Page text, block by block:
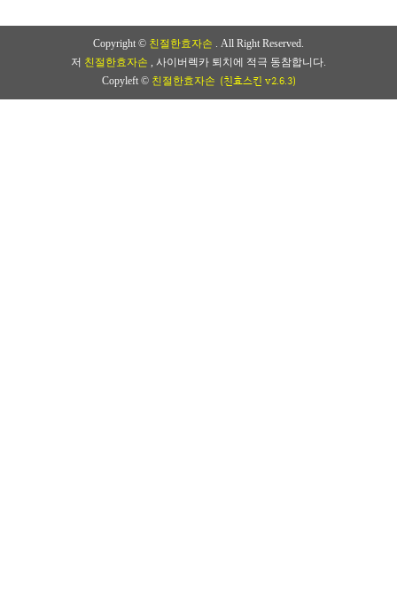
Copyright © 친절한효자손 . All Right Reserved.
저 친절한효자손 , 사이버렉카 퇴치에 적극 동참합니다.
Copyleft © 친절한효자손 (친효스킨 v2.6.3)